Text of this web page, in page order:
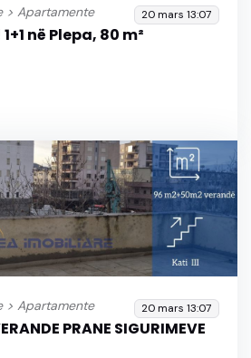
> Apartamente 20 mars 13:07
1+1 në Plepa, 80 m²
> Apartamente 20 mars 13:07
PRANE SIGURIMEVE